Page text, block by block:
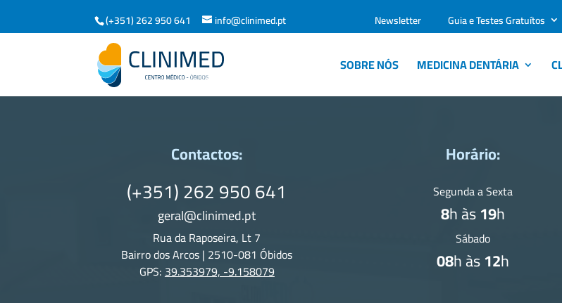
(+351) 262 950 641 info@clinimed.pt Newsletter Guia e Testes Gratuítos
SOBRE NÓS MEDICINA DENTÁRIA
Contactos:
(+351) 262 950 641
geral@clinimed.pt
Rua da Raposeira, Lt 7
Bairro dos Arcos | 2510-081 Óbidos
GPS:39.353979, -9.158079
Horário:
Segunda a Sexta
8h às19h
Sábado
08h às12h